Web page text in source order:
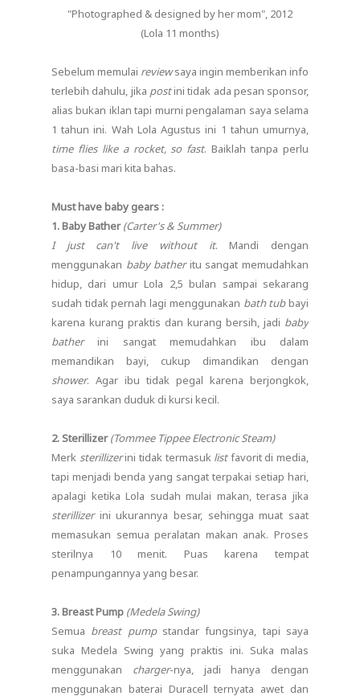
"Photographed & designed by her mom", 2012
(Lola 11 months)
Sebelum memulai reviewsaya ingin memberikan info
terlebih dahulu, jika postini tidak ada pesan sponsor,
alias bukan iklan tapi murni pengalaman saya selama
1 tahun ini. Wah Lola Agustus ini 1 tahun umurnya,
time flies like a rocket, so fast. Baiklah tanpa perlu
basa-basi mari kita bahas.
Must have baby gears :
1. Baby Bather (Carter's & Summer)
I just can't live without it. Mandi dengan
menggunakan baby batheritu sangat memudahkan
hidup, dari umur Lola 2,5 bulan sampai sekarang
sudah tidak pernah lagi menggunakan bath tubbayi
karena kurang praktis dan kurang bersih, jadi baby
batherini sangat memudahkan ibu dalam
memandikan bayi, cukup dimandikan dengan
shower. Agar ibu tidak pegal karena berjongkok,
saya sarankan duduk di kursi kecil.
2. Sterillizer (Tommee Tippee Electronic Steam)
Merk sterillizerini tidak termasuk listfavorit di media,
tapi menjadi benda yang sangat terpakai setiap hari,
apalagi ketika Lola sudah mulai makan, terasa jika
sterillizerini ukurannya besar, sehingga muat saat
memasukan semua peralatan makan anak. Proses
sterilnya 10 menit. Puas karena tempat
penampungannya yang besar.
3. Breast Pump (Medela Swing)
Semua breast pumpstandar fungsinya, tapi saya
suka Medela Swing yang praktis ini. Suka malas
menggunakan charger-nya, jadi hanya dengan
menggunakan baterai Duracell ternyata awet dan